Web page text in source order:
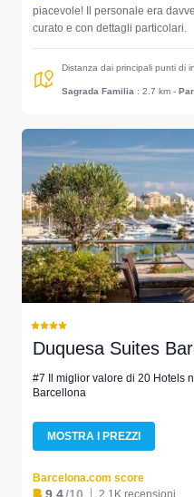
piacevole! Il personale era
curato e con dettagli particolari.
Distanza dai principali punti di
Sagrada Familia : 2.7 km -
Duquesa Suites
#7 Il miglior valore di 20 Hotels
Barcellona
MOSTRA I PREZZI
Barcelona.com score
2.1K recensioni